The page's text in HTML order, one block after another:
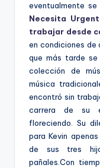
eventualmente
Necesita
trabajar desde
en condiciones de
que más tarde
colección de
música
encontró sin
carrera de su
floreciendo. Su
para Kevin
de sus tres
pañales.Con